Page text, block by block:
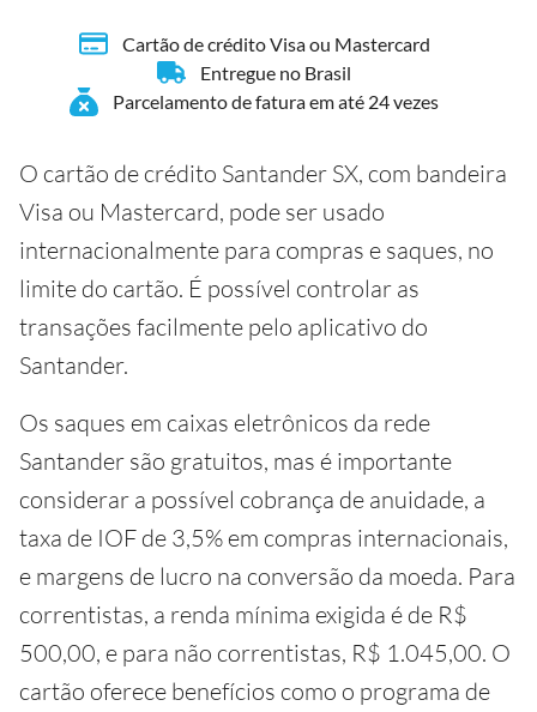
Cartão de crédito Visa ou Mastercard
Entregue no Brasil
Parcelamento de fatura em até 24 vezes
O cartão de crédito Santander SX, com bandeira
Visa ou Mastercard, pode ser usado
internacionalmente para compras e saques, no
limite do cartão. É possível controlar as
transações facilmente pelo aplicativo do
Santander.
Os saques em caixas eletrônicos da rede
Santander são gratuitos, mas é importante
considerar a possível cobrança de anuidade, a
taxa de IOF de 3,5% em compras internacionais,
e margens de lucro na conversão da moeda. Para
correntistas, a renda mínima exigida é de R$
500,00, e para não correntistas, R$ 1.045,00. O
cartão oferece benefícios como o programa de